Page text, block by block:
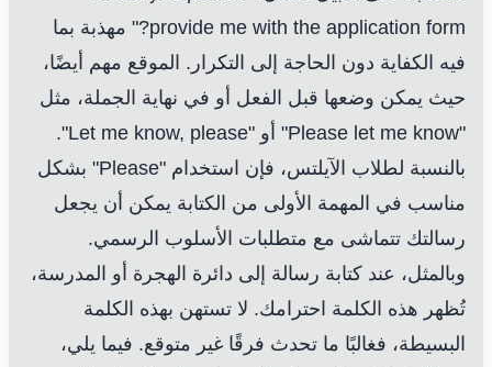
provide me with the application form?" مهذبة بما
فيه الكفاية دون الحاجة إلى التكرار. الموقع مهم أيضًا،
حيث يمكن وضعها قبل الفعل أو في نهاية الجملة، مثل
"Please let me know" أو "Let me know, please".
بالنسبة لطلاب الآيلتس، فإن استخدام "Please" بشكل
مناسب في المهمة الأولى من الكتابة يمكن أن يجعل
رسالتك تتماشى مع متطلبات الأسلوب الرسمي.
وبالمثل، عند كتابة رسالة إلى دائرة الهجرة أو المدرسة،
تُظهر هذه الكلمة احترامك. لا تستهن بهذه الكلمة
البسيطة، فغالبًا ما تحدث فرقًا غير متوقع. فيما يلي،